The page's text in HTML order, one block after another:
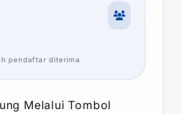
pendaftar diterima
Melalui Tombol